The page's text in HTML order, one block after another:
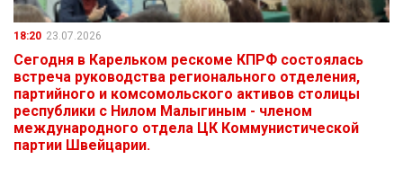
18:20 23.07.2026
Сегодня в Карельком рескоме КПРФ состоялась
встреча руководства регионального отделения,
партийного и комсомольского активов столицы
республики с Нилом Малыгиным - членом
международного отдела ЦК Коммунистической
партии Швейцарии.